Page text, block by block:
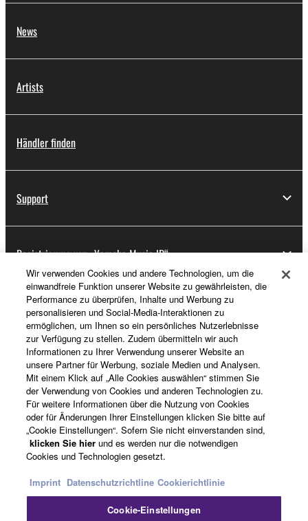
News
Artists
Händler finden
Support
Registrierung von „Yamaha Music ID“
Über Yamaha
Deutschland - German
Business
Wir verwenden Cookies und andere Technologien, um die
einwandfreie Funktion unserer Website zu gewährleisten, die
Performance zu überprüfen, Inhalte und Werbung zu
personalisieren und Social-Media-Interaktionen zu
ermöglichen, um Ihnen so ein persönliches Nutzerlebnisse
zur Verfügung zu stellen. Zudem übermitteln wir auch
Informationen zu Ihrer Verwendung unserer Website an
unsere Partner für Werbung, soziale Medien und Analysen.
Mit einem Klick auf „Alle Cookies auswählen“ stimmen Sie
der Verwendung von Cookies und anderen Technologien zu.
Für weitere Informationen über die Nutzung von Cookies
oder für Änderungen Ihrer Einstellungen klicken Sie bitte auf
„Cookie Einstellungen“. Sofern Sie nicht einverstanden sind,
klicken Sie hier und es werden nur die notwendigen
Cookies und Technologien gesetzt.
Imprint Datenschutzrichtline Cookierichtlinie
Cookie-Einstellungen